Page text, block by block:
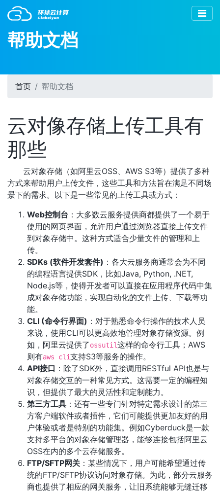
帮助文档
首页 帮助文档
云对像存储上传工具有
那些
云对象存储（如阿里云OSS、AWS S3等）提供了多种
方式来帮助用户上传文件，这些工具和方法旨在满足不同场
景下的需求。以下是一些常见的上传工具或方式：
Web控制台 ：大多数云服务提供商都提供了一个易于
使用的网页界面，允许用户通过浏览器直接上传文件
到对象存储中。这种方式适合少量文件的管理和上
传。
SDKs (软件开发套件) ：各大云服务商通常会为不同
的编程语言提供SDK，比如Java, Python, .NET,
Node.js等，使得开发者可以直接在应用程序代码中集
成对象存储功能，实现自动化的文件上传、下载等功
能。
CLI (命令行界面) ：对于熟悉命令行操作的技术人员
来说，使用CLI可以更高效地管理对象存储资源。例
如，阿里云提供了ossutil这样的命令行工具；AWS
则有aws cli支持S3等服务的操作。
API接口 ：除了SDK外，直接调用RESTful API也是与
对象存储交互的一种常见方式。这需要一定的编程知
识，但提供了最大的灵活性和定制能力。
第三方工具 ：还有一些专门针对特定需求设计的第三
方客户端软件或者插件，它们可能提供更加友好的用
户体验或者是特别的功能集。例如Cyberduck是一款
支持多平台的对象存储管理器，能够连接包括阿里云
OSS在内的多个云存储服务。
FTP/SFTP网关 ：某些情况下，用户可能希望通过传
统的FTP/SFTP协议访问对象存储。为此，部分云服务
商也提供了相应的网关服务，让旧系统能够无缝迁移